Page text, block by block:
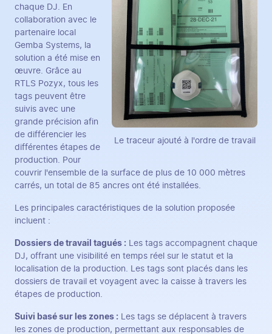
Le traceur ajouté à l'ordre de travail
chaque DJ. En
collaboration avec le
partenaire local
Gemba Systems, la
solution a été mise en
œuvre. Grâce au
RTLS Pozyx, tous les
tags peuvent être
suivis avec une
grande précision afin
de différencier les
différentes étapes de
production. Pour
couvrir l'ensemble de la surface de plus de 10 000 mètres
carrés, un total de 85 ancres ont été installées.
Les principales caractéristiques de la solution proposée
incluent :
Dossiers de travail tagués : Les tags accompagnent chaque
DJ, offrant une visibilité en temps réel sur le statut et la
localisation de la production. Les tags sont placés dans les
dossiers de travail et voyagent avec la caisse à travers les
étapes de production.
Suivi basé sur les zones : Les tags se déplacent à travers
les zones de production, permettant aux responsables de